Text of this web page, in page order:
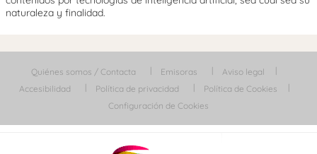
naturaleza y finalidad.
Quiénes somos / Contacta Emisoras
Aviso legal
Accesibilidad
Política de privacidad
Política de Cookies
Configuración de Cookies